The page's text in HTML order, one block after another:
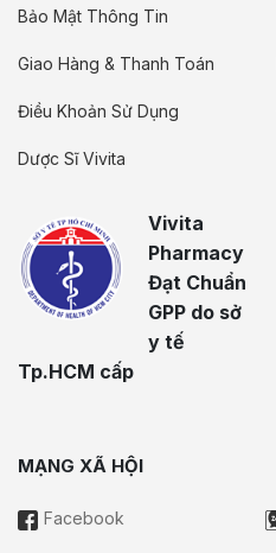
Bảo Mật Thông Tin
Giao Hàng & Thanh Toán
Điều Khoản Sử Dụng
Dược Sĩ Vivita
Vivita
Pharmacy
Đạt Chuẩn
GPP do sở
y tế
Tp.HCM cấp
MẠNG XÃ HỘI
Facebook